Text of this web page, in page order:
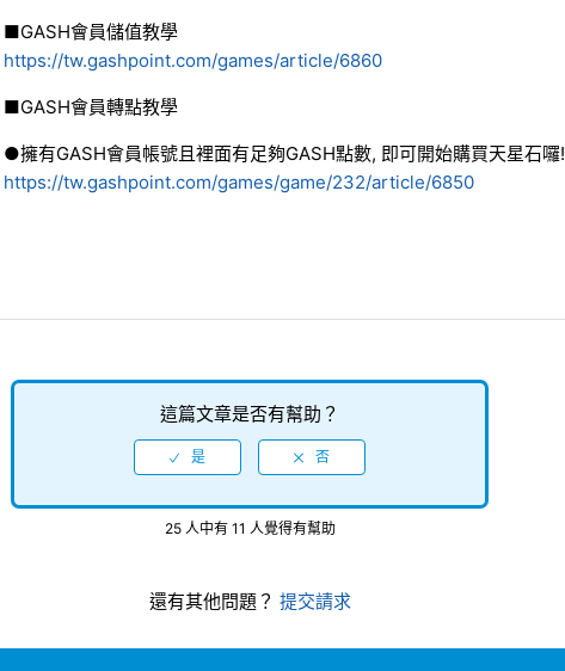
■GASH會員儲值教學
https://tw.gashpoint.com/games/article/6860
■GASH會員轉點教學
●擁有GASH會員帳號且裡面有足夠GASH點數, 即可開始購買天星石囉!
https://tw.gashpoint.com/games/game/232/article/6850
這篇文章是否有幫助？
25 人中有 11 人覺得有幫助
還有其他問題？ 提交請求